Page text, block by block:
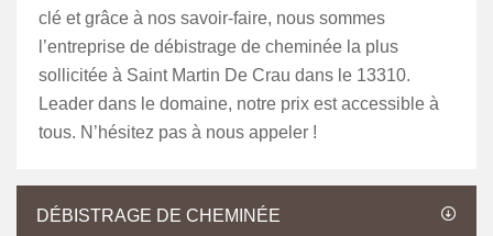
clé et grâce à nos savoir-faire, nous sommes
l’entreprise de débistrage de cheminée la plus
sollicitée à Saint Martin De Crau dans le 13310.
Leader dans le domaine, notre prix est accessible à
tous. N’hésitez pas à nous appeler !
DÉBISTRAGE DE CHEMINÉE